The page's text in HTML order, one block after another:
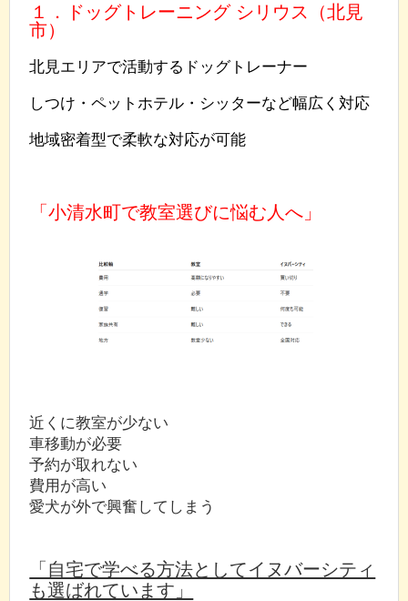
１．ドッグトレーニング シリウス（北見
市）
北見エリアで活動するドッグトレーナー
しつけ・ペットホテル・シッターなど幅広く対応
地域密着型で柔軟な対応が可能
「小清水町で教室選びに悩む人へ」
近くに教室が少ない
車移動が必要
予約が取れない
費用が高い
愛犬が外で興奮してしまう
「自宅で学べる方法としてイヌバーシティ
も選ばれています」